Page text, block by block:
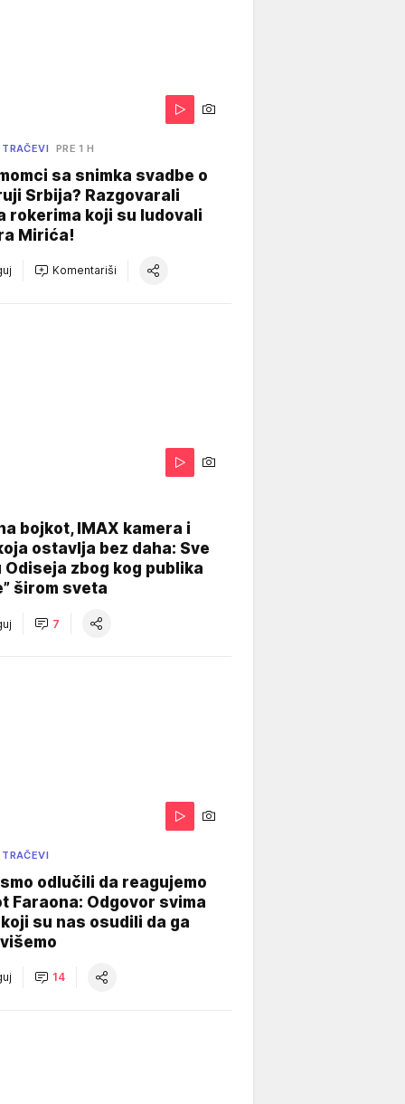
PRE 1 H
sa snimka svadbe o
Srbija? Razgovarali
rokerima koji su ludovali
Mirića!
Komentariši
bojkot, IMAX kamera i
ostavlja bez daha: Sve
Odiseja zbog kog publika
širom sveta
7
odlučili da reagujemo
Faraona: Odgovor svima
su nas osudili da ga
14